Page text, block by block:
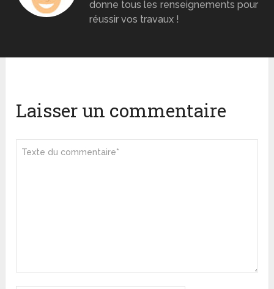
donne tous les renseignements pour
réussir vos travaux !
Laisser un commentaire